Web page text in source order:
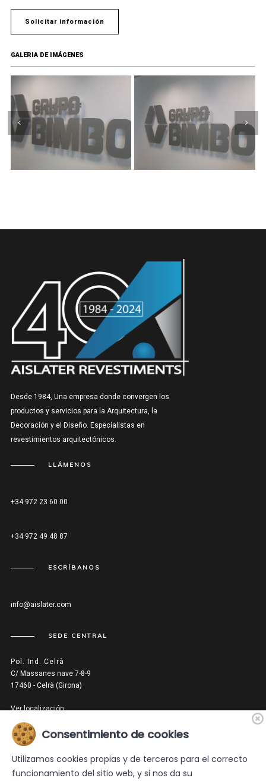
Solicitar información
GALERIA DE IMÁGENES
Desde 1984, Una empresa donde convergen los
productos y servicios para la Arquitectura, la
Decoración y el Diseño. Especialistas en
revestimientos arquitectónicos.
LLÁMENOS
+34 972 23 60 00
+34 972 49 48 87
ESCRÍBANOS
info@aislater.com
SEDE CENTRAL
Pol. Ind. Celrà
C/ Massanes nave 7-8-9
17460 - Celrà (Girona)
Ver localización
Consentimiento de cookies
Utilizamos cookies propias y de terceros para el correcto
funcionamiento del sitio web, y si nos da su